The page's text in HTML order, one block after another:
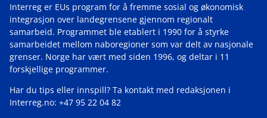
Interreg er EUs program for å fremme sosial og økonomisk
integrasjon over landegrensene gjennom regionalt
samarbeid. Programmet ble etablert i 1990 for å styrke
samarbeidet mellom naboregioner som var delt av nasjonale
grenser. Norge har vært med siden 1996, og deltar i 11
forskjellige programmer.
Har du tips eller innspill? Ta kontakt med redaksjonen i
Interreg.no: +47 95 22 04 82